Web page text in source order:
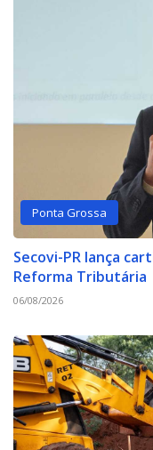
Ponta Grossa
Secovi-PR lança
Reforma Tributária
06/08/2026